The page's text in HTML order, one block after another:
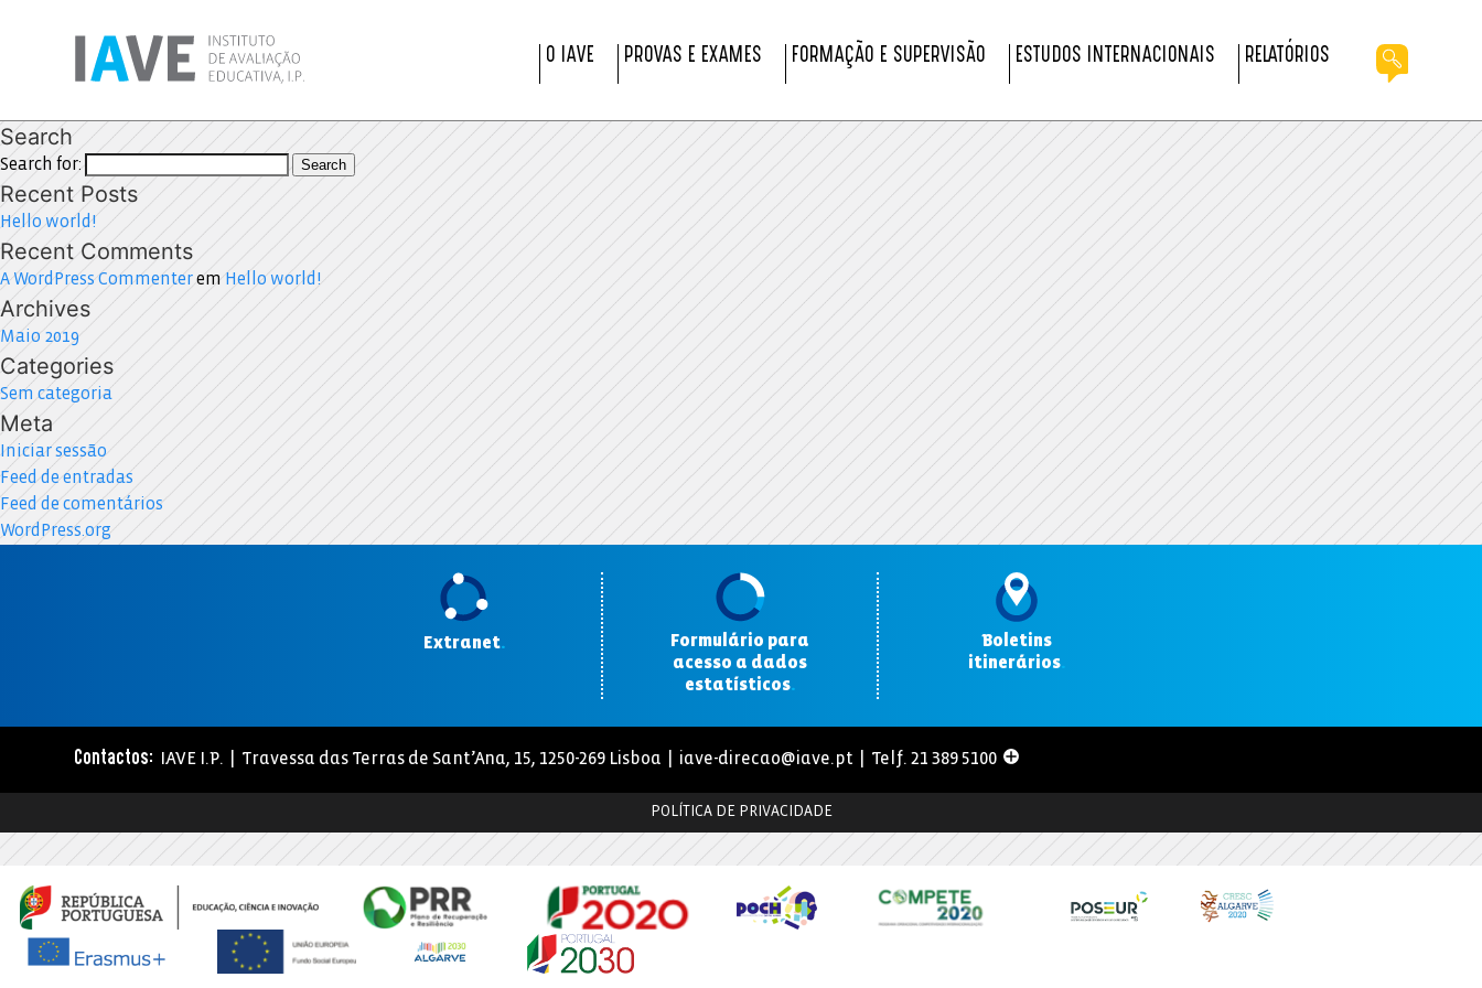
O IAVE PROVAS E EXAMES FORMAÇÃO E SUPERVISÃO ESTUDOS INTERNACIONAIS RELATÓRIOS
Search
Search for: Search
Recent Posts
Hello world!
Recent Comments
A WordPress Commenterem Hello world!
Archives
Maio 2019
Categories
Sem categoria
Meta
Iniciar sessão
Feed de entradas
Feed de comentários
WordPress.org
Extranet.
Formulário para
acesso a dados
estatísticos.
Boletins
itinerários.
Contactos: IAVE I.P. | Travessa das Terras de Sant’Ana, 15, 1250-269 Lisboa | iave-direcao@iave.pt | Telf. 21 389 5100
POLÍTICA DE PRIVACIDADE